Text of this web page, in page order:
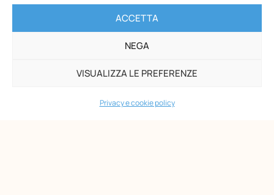
ACCETTA
NEGA
VISUALIZZA LE PREFERENZE
Privacy e cookie policy
Opera Nazionale Montessori